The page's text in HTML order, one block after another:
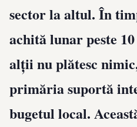
sector la altul. În
achită lunar peste
alții nu plătesc
primăria suportă
bugetul local.